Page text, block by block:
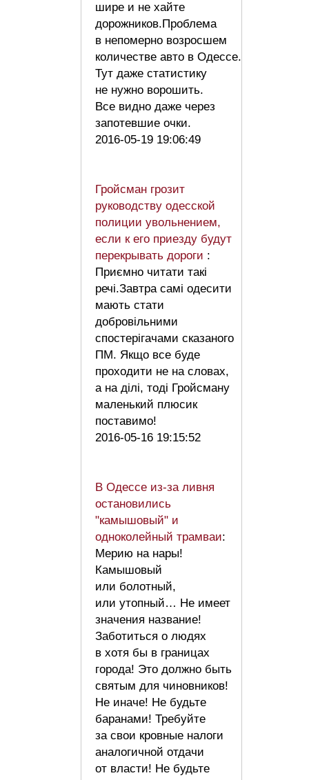
шире и не хайте
дорожников.Проблема
в непомерно возросшем
количестве авто в Одессе.
Тут даже статистику
не нужно ворошить.
Все видно даже через
запотевшие очки.
2016-05-19 19:06:49
Гройсман грозит
руководству одесской
полиции увольнением,
если к его приезду будут
перекрывать дороги :
Приємно читати такі
речі.Завтра самі одесити
мають стати
добровільними
спостерігачами сказаного
ПМ. Якщо все буде
проходити не на словах,
а на ділі, тоді Гройсману
маленький плюсик
поставимо!
2016-05-16 19:15:52
В Одессе из-за ливня
остановились
"камышовый" и
одноколейный трамваи:
Мерию на нары!
Камышовый
или болотный,
или утопный… Не имеет
значения название!
Заботиться о людях
в хотя бы в границах
города! Это должно быть
святым для чиновников!
Не иначе! Не будьте
баранами! Требуйте
за свои кровные налоги
аналогичной отдачи
от власти! Не будьте